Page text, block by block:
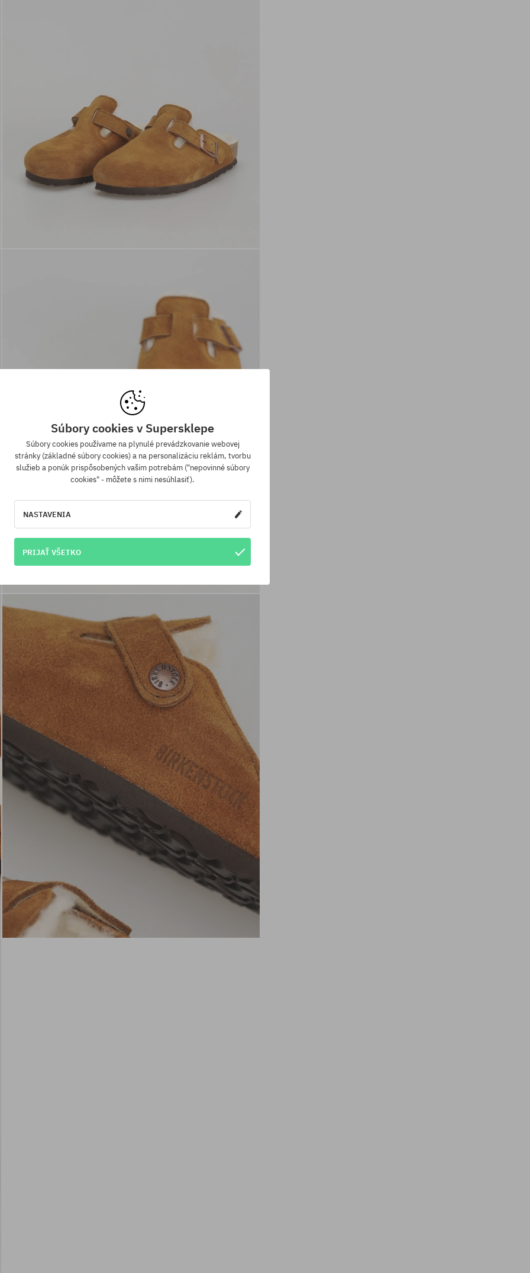
Súbory cookies v Supersklepe
Súbory cookies používame na plynulé prevádzkovanie webovej
stránky (základné súbory cookies) a na personalizáciu reklám, tvorbu
služieb a ponúk prispôsobených vašim potrebám ("nepovinné súbory
cookies" - môžete s nimi nesúhlasiť).
NASTAVENIA
PRIJAŤ VŠETKO